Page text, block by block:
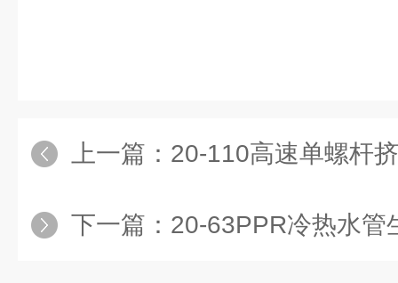
上一篇： 20-110高速单螺杆挤出
下一篇： 20-63PPR冷热水管生产